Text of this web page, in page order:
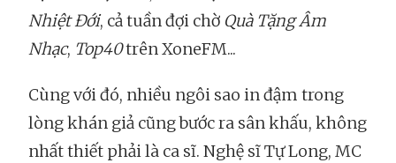
Nhiệt Đới, cả tuần đợi chờ Quà Tặng Âm
Nhạc, Top40trên XoneFM...
Cùng với đó, nhiều ngôi sao in đậm trong
lòng khán giả cũng bước ra sân khấu, không
nhất thiết phải là ca sĩ. Nghệ sĩ Tự Long, MC